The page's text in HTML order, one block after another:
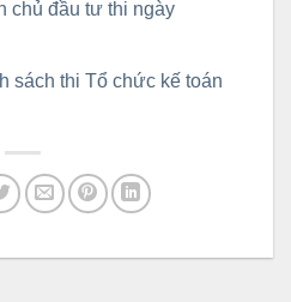
chủ đầu tư thi ngày
sách thi Tổ chức kế toán